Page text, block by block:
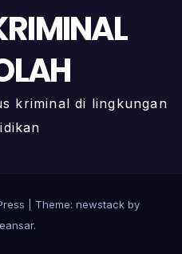
kriminal di lingkungan
Theme: newstack by
.